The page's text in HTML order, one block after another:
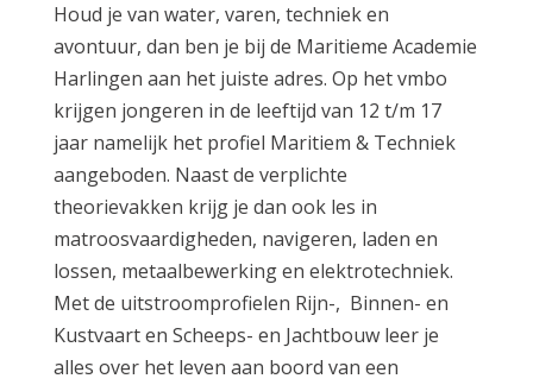
Houd je van water, varen, techniek en
avontuur, dan ben je bij de Maritieme Academie
Harlingen aan het juiste adres. Op het vmbo
krijgen jongeren in de leeftijd van 12 t/m 17
jaar namelijk het profiel Maritiem & Techniek
aangeboden. Naast de verplichte
theorievakken krijg je dan ook les in
matroosvaardigheden, navigeren, laden en
lossen, metaalbewerking en elektrotechniek.
Met de uitstroomprofielen Rijn-, Binnen- en
Kustvaart en Scheeps- en Jachtbouw leer je
alles over het leven aan boord van een